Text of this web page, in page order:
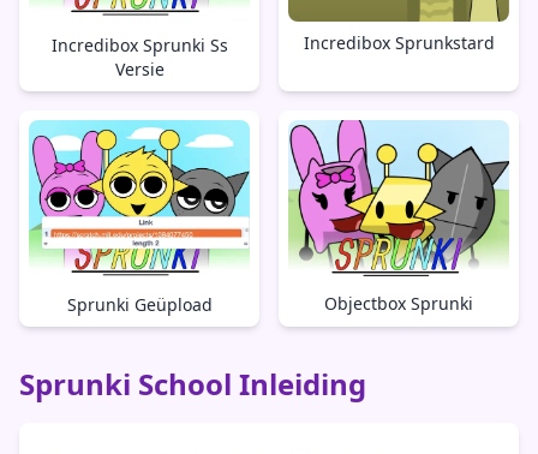
Incredibox Sprunki Ss
Versie
Incredibox Sprunkstard
Sprunki Geüpload Objectbox Sprunki
Sprunki School Inleiding